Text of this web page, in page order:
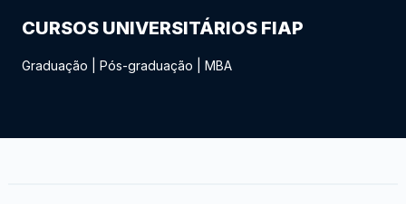
CURSOS UNIVERSITÁRIOS FIAP
Graduação Pós-graduação MBA